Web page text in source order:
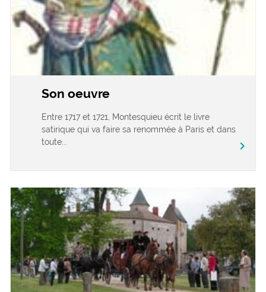
Son oeuvre
Entre 1717 et 1721, Montesquieu écrit le livre
satirique qui va faire sa renommée à Paris et dans
toute...
chevron_right